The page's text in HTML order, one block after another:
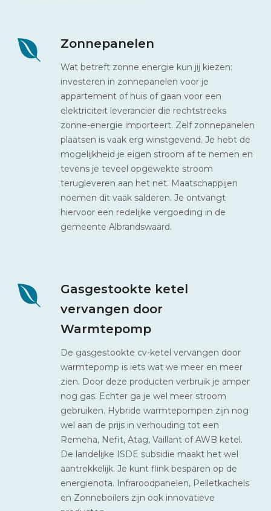
Zonnepanelen
Wat betreft zonne energie kun jij kiezen:
investeren in zonnepanelen voor je
appartement of huis of gaan voor een
elektriciteit leverancier die rechtstreeks
zonne-energie importeert. Zelf zonnepanelen
plaatsen is vaak erg winstgevend. Je hebt de
mogelijkheid je eigen stroom af te nemen en
tevens je teveel opgewekte stroom
terugleveren aan het net. Maatschappijen
noemen dit vaak salderen. Je ontvangt
hiervoor een redelijke vergoeding in de
gemeente Albrandswaard.
Gasgestookte ketel
vervangen door
Warmtepomp
De gasgestookte cv-ketel vervangen door
warmtepomp is iets wat we meer en meer
zien. Door deze producten verbruik je amper
nog gas. Echter ga je wel meer stroom
gebruiken. Hybride warmtepompen zijn nog
wel aan de prijs in verhouding tot een
Remeha, Nefit, Atag, Vaillant of AWB ketel.
De landelijke ISDE subsidie maakt het wel
aantrekkelijk. Je kunt flink besparen op de
energienota. Infraroodpanelen, Pelletkachels
en Zonneboilers zijn ook innovatieve